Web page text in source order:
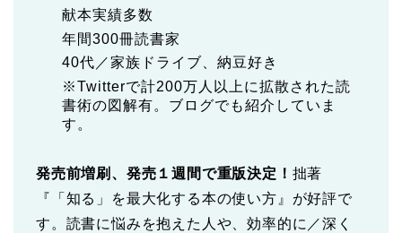
献本実績多数
年間300冊読書家
40代／家族ドライブ、納豆好き
※Twitterで計200万人以上に拡散された読
書術の図解有。ブログでも紹介していま
す。
発売前増刷、発売１週間で重版決定！ 拙著
『「知る」を最大化する本の使い方』が好評で
す。読書に悩みを抱えた人や、効率的に／深く